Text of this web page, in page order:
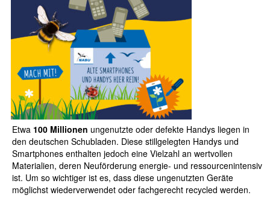
Etwa 100 Millionen ungenutzte oder defekte Handys liegen in
den deutschen Schubladen. Diese stillgelegten Handys und
Smartphones enthalten jedoch eine Vielzahl an wertvollen
Materialien, deren Neuförderung energie- und ressourcenintensiv
ist. Um so wichtiger ist es, dass diese ungenutzten Geräte
möglichst wiederverwendet oder fachgerecht recycled werden.